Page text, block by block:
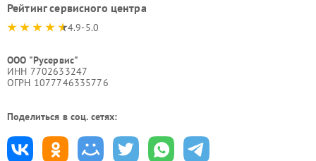
Рейтинг сервисного центра
4.9-5.0
ООО "Русервис"
ИНН 7702633247
ОГРН 1077746335776
Поделиться в соц. сетях: